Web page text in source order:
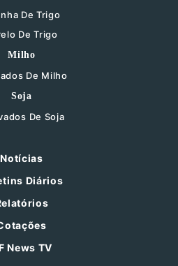
De Trigo
De Trigo
Milho
De Milho
Soja
De Soja
Notícias
Diários
News TV